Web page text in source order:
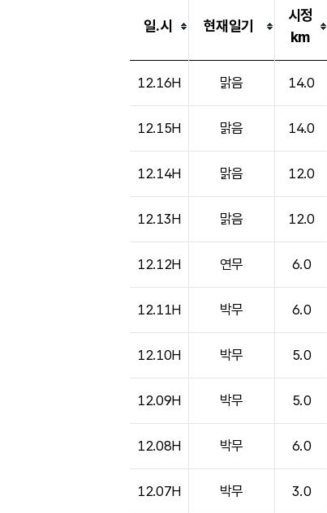
일.시 현재일기
시정
km
12.16H 맑음 14.0
12.15H 맑음 14.0
12.14H 맑음 12.0
12.13H 맑음 12.0
12.12H 연무 6.0
12.11H 박무 6.0
12.10H 박무 5.0
12.09H 박무 5.0
12.08H 박무 6.0
12.07H 박무 3.0